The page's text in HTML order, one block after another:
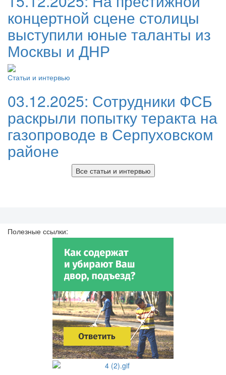
концертной сцене столицы
выступили юные таланты из
Москвы и ДНР
Статьи и интервью
03.12.2025: Сотрудники ФСБ
раскрыли попытку теракта на
газопроводе в Серпуховском
районе
Все статьи и интервью
Полезные ссылки: